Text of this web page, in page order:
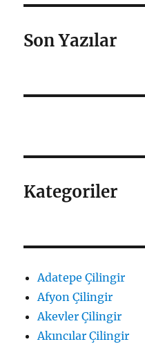
Son Yazılar
Kategoriler
Adatepe Çilingir
Afyon Çilingir
Akevler Çilingir
Akıncılar Çilingir